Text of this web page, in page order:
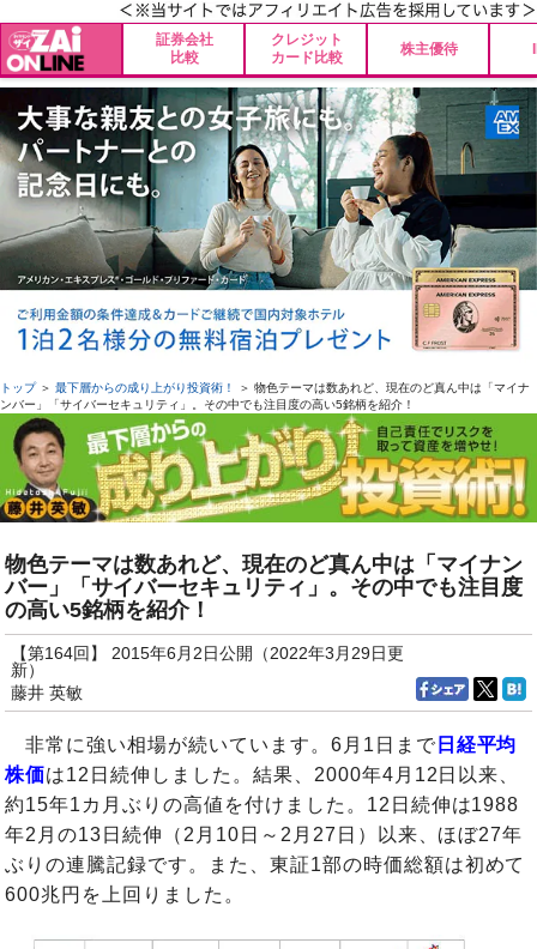
証券会社
比較
クレジット
カード比較
株主優待
トップ＞ 最下層からの成り上がり投資術！
＞ 物色テーマは数あれど、現在のど真ん中は「マイナ
ンバー」「サイバーセキュリティ」。その中でも注目度の高い5銘柄を紹介！
物色テーマは数あれど、現在のど真ん中は「マイナン
バー」「サイバーセキュリティ」。その中でも注目度
の高い5銘柄を紹介！
【第164回】 2015年6月2日公開（2022年3月29日更
新）
藤井 英敏
非常に強い相場が続いています。6月1日まで 日経平均
株価は12日続伸しました。結果、2000年4月12日以来、
約15年1カ月ぶりの高値を付けました。12日続伸は1988
年2月の13日続伸（2月10日～2月27日）以来、ほぼ27年
ぶりの連騰記録です。また、東証1部の時価総額は初めて
600兆円を上回りました。